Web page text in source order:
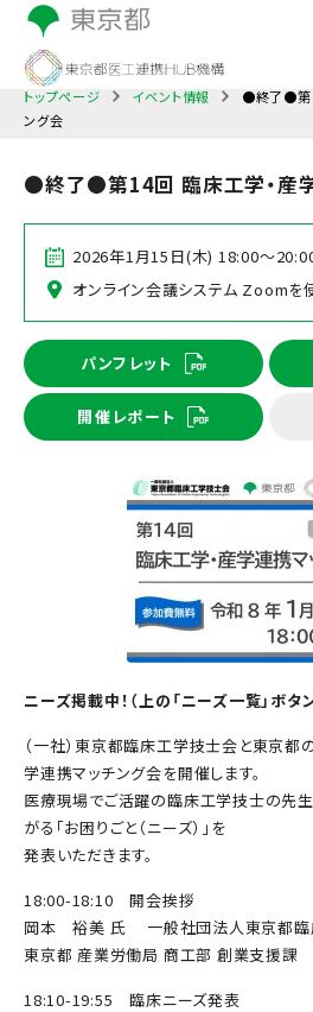
トップページ イベント情報
●終了●第
ング会
●終了●第14回 臨床工学・産
2026年1月15日(木) 18:00～
オンライン会議システム Zoomを
パンフレット
開催レポート
ニーズ掲載中！（上の「ニーズ一覧」ボタ
（一社）東京都臨床工学技士会と東京都
学連携マッチング会を開催します。
医療現場でご活躍の臨床工学技士の先
がる「お困りごと（ニーズ）」を
発表いただきます。
18:00-18:10 開会挨拶
岡本 裕美 氏 一般社団法人東京都臨
東京都 産業労働局 商工部 創業支援課
18:10-19:55 臨床ニーズ発表